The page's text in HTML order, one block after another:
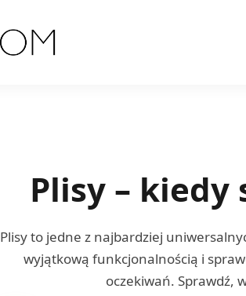
Plisy – kiedy
Plisy to jedne z najbardziej
wyjątkową funkcjonalnością i
oczekiwań. Sprawdź,